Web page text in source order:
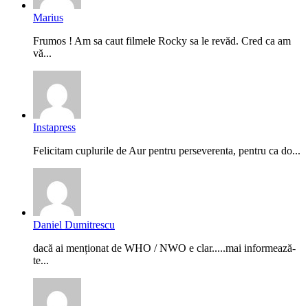
Marius
Frumos ! Am sa caut filmele Rocky sa le revăd. Cred ca am
vă...
Instapress
Felicitam cuplurile de Aur pentru perseverenta, pentru ca do...
Daniel Dumitrescu
dacă ai menționat de WHO / NWO e clar.....mai informează-
te...